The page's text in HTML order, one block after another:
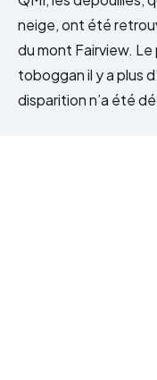
neige, ont été
du mont Fairview.
toboggan il y a plus
disparition n’a été